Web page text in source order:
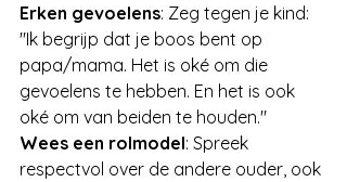
Erken gevoelens: Zeg tegen je kind:
"Ik begrijp dat je boos bent op
papa/mama. Het is oké om die
gevoelens te hebben. En het is ook
oké om van beiden te houden."
Wees een rolmodel: Spreek
respectvol over de andere ouder, ook